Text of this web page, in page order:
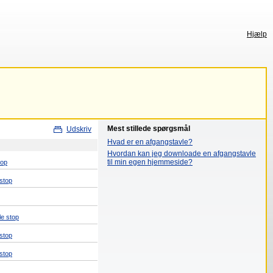
Hjælp
Udskriv
stop
Mest stillede spørgsmål
Hvad er en afgangstavle?
Hvordan kan jeg downloade en afgangstavle
til min egen hjemmeside?